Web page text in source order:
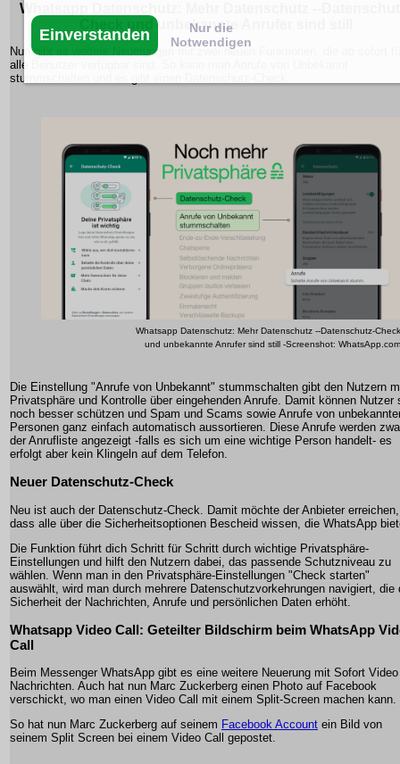
Whatsapp Datenschutz: Mehr Datenschutz --
Check und unbekannte Anrufer sind still
Nun gibt es weitere Neuerungen mit zwei neuen Funktionen, die ab sofort
alle Benutzer verfügbar sind. So kann man Anrufe von Unbekannt
stummschalten und es gibt einen Datenschutz-Check.
Whatsapp Datenschutz: Mehr Datenschutz --Datenschutz-Check
und unbekannte Anrufer sind still -Screenshot: WhatsApp.com
Die Einstellung "Anrufe von Unbekannt" stummschalten gibt den Nutzern
Privatsphäre und Kontrolle über eingehenden Anrufe. Damit können Nutzer
noch besser schützen und Spam und Scams sowie Anrufe von
Personen ganz einfach automatisch aussortieren. Diese Anrufe werden
der Anrufliste angezeigt -falls es sich um eine wichtige Person handelt- es
erfolgt aber kein Klingeln auf dem Telefon.
Neuer Datenschutz-Check
Neu ist auch der Datenschutz-Check. Damit möchte der Anbieter erreichen,
dass alle über die Sicherheitsoptionen Bescheid wissen, die WhatsApp
Die Funktion führt dich Schritt für Schritt durch wichtige Privatsphäre-
Einstellungen und hilft den Nutzern dabei, das passende Schutzniveau zu
wählen. Wenn man in den Privatsphäre-Einstellungen "Check starten"
auswählt, wird man durch mehrere Datenschutzvorkehrungen navigiert, die
Sicherheit der Nachrichten, Anrufe und persönlichen Daten erhöht.
Whatsapp Video Call: Geteilter Bildschirm beim WhatsApp
Call
Beim Messenger WhatsApp gibt es eine weitere Neuerung mit Sofort Video
Nachrichten. Auch hat nun Marc Zuckerberg einen Photo auf Facebook
verschickt, wo man einen Video Call mit einem Split-Screen machen kann.
So hat nun Marc Zuckerberg auf seinem Facebook Account ein Bild von
seinem Split Screen bei einem Video Call gepostet.
Einverstanden
Nur die
Notwendigen